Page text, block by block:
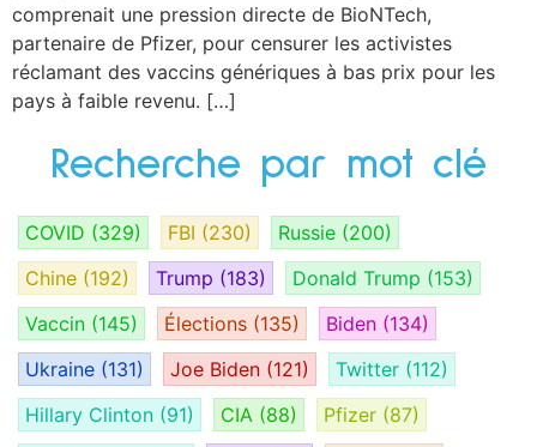
comprenait une pression directe de BioNTech,
partenaire de Pfizer, pour censurer les activistes
réclamant des vaccins génériques à bas prix pour les
pays à faible revenu. […]
Recherche par mot clé
COVID (329) FBI (230) Russie (200)
Chine (192) Trump (183) Donald Trump (153)
Vaccin (145) Élections (135) Biden (134)
Ukraine (131) Joe Biden (121) Twitter (112)
Hillary Clinton (91) CIA (88) Pfizer (87)